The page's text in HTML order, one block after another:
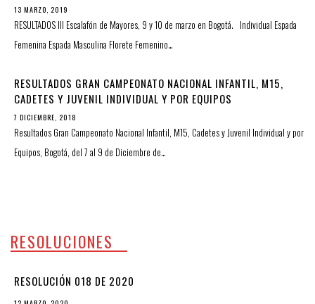
13 MARZO, 2019
RESULTADOS III Escalafón de Mayores, 9 y 10 de marzo en Bogotá. Individual Espada
Femenina Espada Masculina Florete Femenino…
RESULTADOS GRAN CAMPEONATO NACIONAL INFANTIL, M15,
CADETES Y JUVENIL INDIVIDUAL Y POR EQUIPOS
7 DICIEMBRE, 2018
Resultados Gran Campeonato Nacional Infantil, M15, Cadetes y Juvenil Individual y por
Equipos, Bogotá, del 7 al 9 de Diciembre de…
RESOLUCIONES
RESOLUCIÓN 018 DE 2020